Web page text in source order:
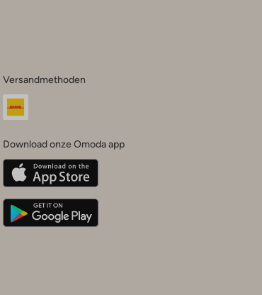
Versandmethoden
Download onze Omoda app